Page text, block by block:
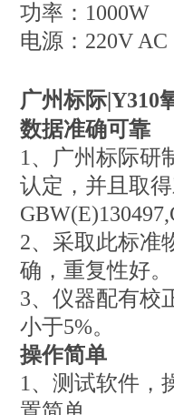
功率：1000W
电源：220V AC
广州标际|Y310
数据准确可靠
1、
广州标际研
认定，并且取
2、 采取此标准
确，重复性好。
3、 仪器配有校
小于5%。
操作简单
1、 测试软件，